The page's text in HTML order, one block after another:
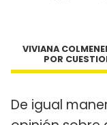
VIVIANA
POR
De igual